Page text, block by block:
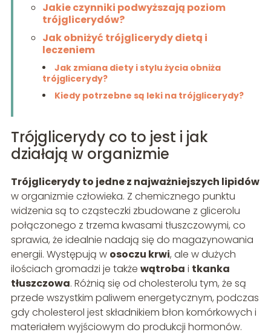
Jakie czynniki podwyższają poziom
trójglicerydów?
Jak obniżyć trójglicerydy dietą i
leczeniem
Jak zmiana diety i stylu życia obniża
trójglicerydy?
Kiedy potrzebne są leki na trójglicerydy?
Trójglicerydy co to jest i jak
działają w organizmie
Trójglicerydy to jedne z najważniejszych lipidów
w organizmie człowieka. Z chemicznego punktu
widzenia są to cząsteczki zbudowane z glicerolu
połączonego z trzema kwasami tłuszczowymi, co
sprawia, że idealnie nadają się do magazynowania
energii. Występują w osoczu krwi, ale w dużych
ilościach gromadzi je także wątroba i tkanka
tłuszczowa. Różnią się od cholesterolu tym, że są
przede wszystkim paliwem energetycznym, podczas
gdy cholesterol jest składnikiem błon komórkowych i
materiałem wyjściowym do produkcji hormonów.